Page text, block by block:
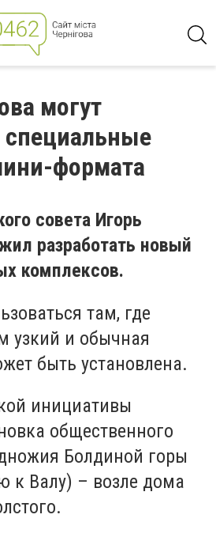
могут
специальные
формата
совета Игорь
разработать новый
комплексов.
там, где
узкий и обычная
быть установлена.
инициативы
общественного
Болдиной горы
к Валу) – возле дома